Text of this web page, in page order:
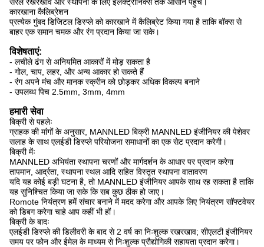
कारखाना कैलिब्रेशन
प्रत्येक गुंबद डिजिटल डिस्प्ले को कारखाने में कैलिब्रेट किया गया है ताकि बॉक्स से
बाहर एक समान चमक और रंग प्रदान किया जा सके।
विशेषताएं:
- लचीले ढंग से अनियमित आकारों में मोड़ सकता है
- गोल, चाप, लहर, और अन्य आकार हो सकते हैं
- रंग अपने मंच और मानक स्क्रीन को छोड़कर अधिक विकल्प बनाने
- उपलब्ध पिच 2.5mm, 3mm, 4mm
हमारी सेवा
बिक्री से पहलेः
ग्राहक की मांगों के अनुसार, MANNLED बिक्री MANNLED इंजीनियर की पेशेवर
सलाह के साथ एलईडी डिस्प्ले परियोजना समाधानों का एक सेट प्रदान करेगी।
बिक्री मेंः
MANNLED अभियंता स्थापना चरणों और मार्गदर्शन के आधार पर प्रदान करेगा
तापमान, आर्द्रता, स्थापना स्थल आदि सहित विस्तृत स्थापना वातावरण
यदि यह कोई बड़ी घटना है, तो MANNLED इंजीनियर आपके साथ रह सकता है ताकि
यह सुनिश्चित किया जा सके कि सब कुछ ठीक हो जाए।
Romote नियंत्रण हमें संचार बनाने में मदद करेगा और आपके लिए नियंत्रण सॉफ्टवेयर
को डिबग करेगा चाहे आप कहीं भी हों।
बिक्री के बादः
एलईडी डिस्प्ले की डिलीवरी के बाद से 2 वर्ष का निःशुल्क रखरखाव; सीएलटी इंजीनियर
समय पर फोन और ईमेल के माध्यम से निःशुल्क प्रौद्योगिकी सहायता प्रदान करेगा।